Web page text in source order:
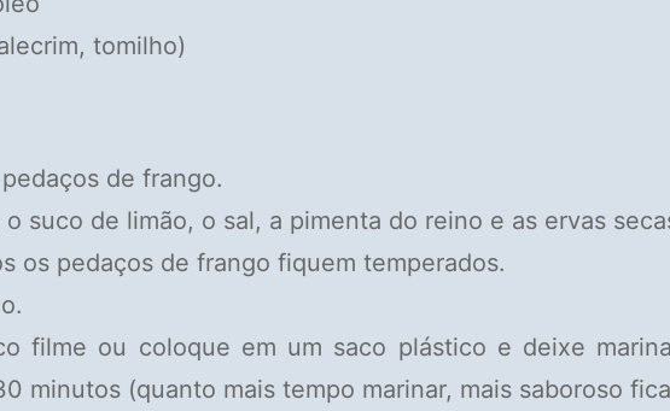
tomilho)
de frango.
suco de limão, o sal, a pimenta do reino e as ervas
os pedaços de frango fiquem temperados.
filme ou coloque em um saco plástico e deixe
minutos (quanto mais tempo marinar, mais saboroso